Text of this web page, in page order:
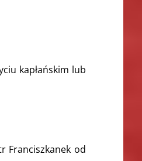
kapłańskim lub
Franciszkanek od